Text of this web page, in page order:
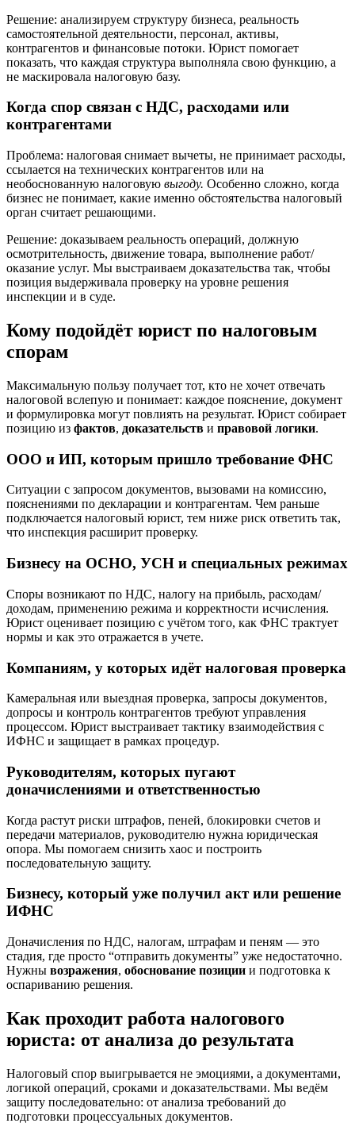
Решение: анализируем структуру бизнеса, реальность
самостоятельной деятельности, персонал, активы,
контрагентов и финансовые потоки. Юрист помогает
показать, что каждая структура выполняла свою функцию, а
не маскировала налоговую базу.
Когда спор связан с НДС, расходами или
контрагентами
Проблема: налоговая снимает вычеты, не принимает расходы,
ссылается на технических контрагентов или на
необоснованную налоговую выгоду. Особенно сложно, когда
бизнес не понимает, какие именно обстоятельства налоговый
орган считает решающими.
Решение: доказываем реальность операций, должную
осмотрительность, движение товара, выполнение работ/
оказание услуг. Мы выстраиваем доказательства так, чтобы
позиция выдерживала проверку на уровне решения
инспекции и в суде.
Кому подойдёт юрист по налоговым
спорам
Максимальную пользу получает тот, кто не хочет отвечать
налоговой вслепую и понимает: каждое пояснение, документ
и формулировка могут повлиять на результат. Юрист собирает
позицию из фактов, доказательств и правовой логики.
ООО и ИП, которым пришло требование ФНС
Ситуации с запросом документов, вызовами на комиссию,
пояснениями по декларации и контрагентам. Чем раньше
подключается налоговый юрист, тем ниже риск ответить так,
что инспекция расширит проверку.
Бизнесу на ОСНО, УСН и специальных режимах
Споры возникают по НДС, налогу на прибыль, расходам/
доходам, применению режима и корректности исчисления.
Юрист оценивает позицию с учётом того, как ФНС трактует
нормы и как это отражается в учете.
Компаниям, у которых идёт налоговая проверка
Камеральная или выездная проверка, запросы документов,
допросы и контроль контрагентов требуют управления
процессом. Юрист выстраивает тактику взаимодействия с
ИФНС и защищает в рамках процедур.
Руководителям, которых пугают
доначислениями и ответственностью
Когда растут риски штрафов, пеней, блокировки счетов и
передачи материалов, руководителю нужна юридическая
опора. Мы помогаем снизить хаос и построить
последовательную защиту.
Бизнесу, который уже получил акт или решение
ИФНС
Доначисления по НДС, налогам, штрафам и пеням — это
стадия, где просто “отправить документы” уже недостаточно.
Нужны возражения, обоснование позиции и подготовка к
оспариванию решения.
Как проходит работа налогового
юриста: от анализа до результата
Налоговый спор выигрывается не эмоциями, а документами,
логикой операций, сроками и доказательствами. Мы ведём
защиту последовательно: от анализа требований до
подготовки процессуальных документов.